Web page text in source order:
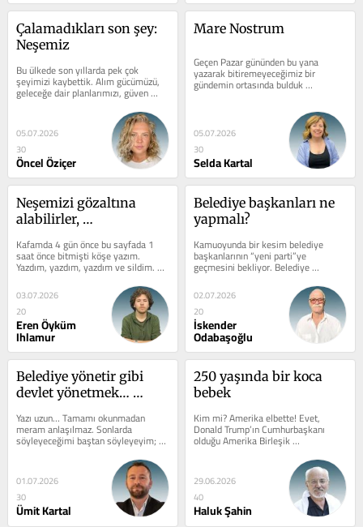
Çalamadıkları son şey:
Neşemiz
Bu ülkede son yıllarda pek çok
şeyimizi kaybettik. Alım gücümüzü,
geleceğe dair planlarımızı, güven
duygumuzu, huzurumuzu… Belki de
05.07.2026
30
Öncel Öziçer
Mare Nostrum
Geçen Pazar gününden bu yana
yazarak bitiremeyeceğimiz bir
gündemin ortasında bulduk
kendimizi. Geçen pazar gününden bu
05.07.2026
30
Selda Kartal
Neşemizi gözaltına
alabilirler,
asla çalamazlar
Kafamda 4 gün önce bu sayfada 1
saat önce bitmişti köşe yazım.
Yazdım, yazdım, yazdım ve sildim.
Hepsini sildim. Olmayan ya da
yaşanmayan...
03.07.2026
20
Eren Öyküm
Ihlamur
Belediye başkanları ne
yapmalı?
Kamuoyunda bir kesim belediye
başkanlarının “yeni parti”ye
geçmesini bekliyor. Belediye
başkanları yeni partiye geçerse bazı
meclis...
02.07.2026
20
İskender
Odabaşoğlu
Belediye yönetir gibi
devlet yönetmek…
yönetmek…
Yazı uzun… Tamamı okunmadan
meram anlaşılmaz. Sonlarda
söyleyeceğimi baştan söyleyeyim; bu
yazı CHP’nin başına bela olan Mutlak
01.07.2026
30
Ümit Kartal
250 yaşında bir koca
bebek
Kim mi? Amerika elbette! Evet,
Donald Trump’ın Cumhurbaşkanı
olduğu Amerika Birleşik
Devletleri’nden söz ediyorum. İşte bu
29.06.2026
40
Haluk Şahin